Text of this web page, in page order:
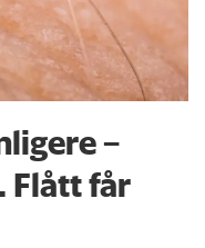
–
Flått får